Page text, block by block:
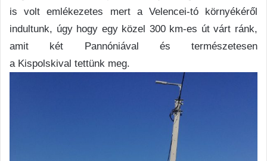
is volt emlékezetes mert a Velencei-tó környékéről
indultunk, úgyhogy egy közel 300 km-es út várt ránk,
amit két Pannóniával és természetesen
a Kispolskival tettünk meg.